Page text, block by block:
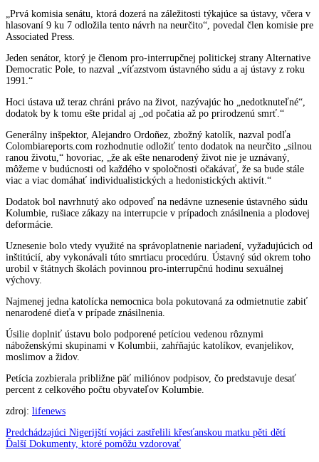
„Prvá komisia senátu, ktorá dozerá na záležitosti týkajúce sa ústavy, včera v
hlasovaní 9 ku 7 odložila tento návrh na neurčito“, povedal člen komisie pre
Associated Press.
Jeden senátor, ktorý je členom pro-interrupčnej politickej strany Alternative
Democratic Pole, to nazval „víťazstvom ústavného súdu a aj ústavy z roku
1991.“
Hoci ústava už teraz chráni právo na život, nazývajúc ho „nedotknuteľné“,
dodatok by k tomu ešte pridal aj „od počatia až po prirodzenú smrť.“
Generálny inšpektor, Alejandro Ordoñez, zbožný katolík, nazval podľa
Colombiareports.com rozhodnutie odložiť tento dodatok na neurčito „silnou
ranou životu,“ hovoriac, „že ak ešte nenarodený život nie je uznávaný,
môžeme v budúcnosti od každého v spoločnosti očakávať, že sa bude stále
viac a viac domáhať individualistických a hedonistických aktivít.“
Dodatok bol navrhnutý ako odpoveď na nedávne uznesenie ústavného súdu
Kolumbie, rušiace zákazy na interrupcie v prípadoch znásilnenia a plodovej
deformácie.
Uznesenie bolo vtedy využité na správoplatnenie nariadení, vyžadujúcich od
inštitúcií, aby vykonávali túto smrtiacu procedúru. Ústavný súd okrem toho
urobil v štátnych školách povinnou pro-interrupčnú hodinu sexuálnej
výchovy.
Najmenej jedna katolícka nemocnica bola pokutovaná za odmietnutie zabiť
nenarodené dieťa v prípade znásilnenia.
Úsilie doplniť ústavu bolo podporené petíciou vedenou rôznymi
náboženskými skupinami v Kolumbii, zahŕňajúc katolíkov, evanjelikov,
moslimov a židov.
Petícia zozbierala približne päť miliónov podpisov, čo predstavuje desať
percent z celkového počtu obyvateľov Kolumbie.
zdroj: lifenews
Navigácia
v
Predchádzajúci Predchádzajúci
článok:
Nigerijští vojáci zastřelili křesťanskou matku pěti dětí
Ďalší Ďalší
Dokumenty, ktoré pomôžu vzdorovať